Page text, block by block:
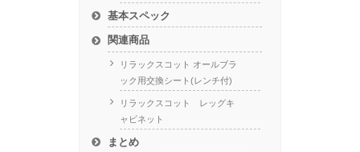
基本スペック
関連商品
リラックスコット オールブラ
ック用交換シート(レンチ付)
リラックスコット レッグキ
ャビネット
まとめ